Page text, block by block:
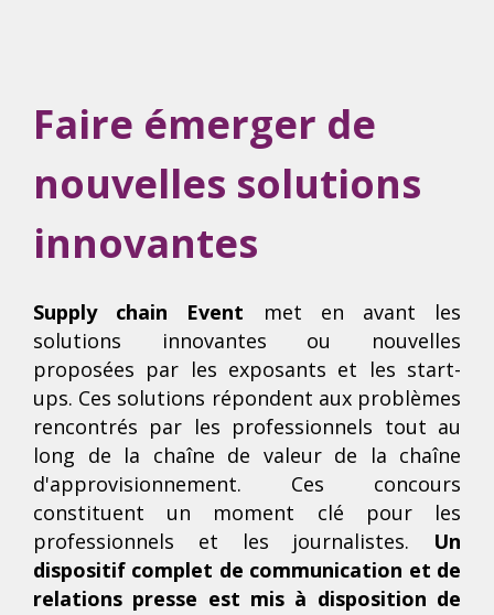
Faire émerger de
nouvelles solutions
innovantes
Supply chain Event
met en avant les
solutions innovantes ou nouvelles
proposées par les exposants et les start-
ups. Ces solutions répondent aux problèmes
rencontrés par les professionnels tout au
long de la chaîne de valeur de la chaîne
d'approvisionnement. Ces concours
constituent un moment clé pour les
professionnels et les journalistes. Un
dispositif complet de communication et de
relations presse est mis à disposition de